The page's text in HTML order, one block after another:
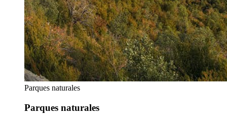
Parques naturales
Parques naturales